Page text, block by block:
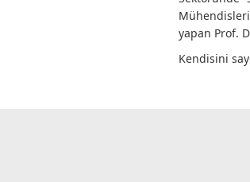
yapan Prof.
Kendisini